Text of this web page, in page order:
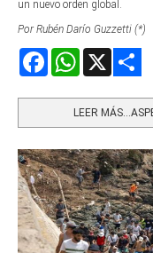
un nuevo orden global.
Por Rubén Darío Guzzetti (*)
FacebookWhatsApp
LEER